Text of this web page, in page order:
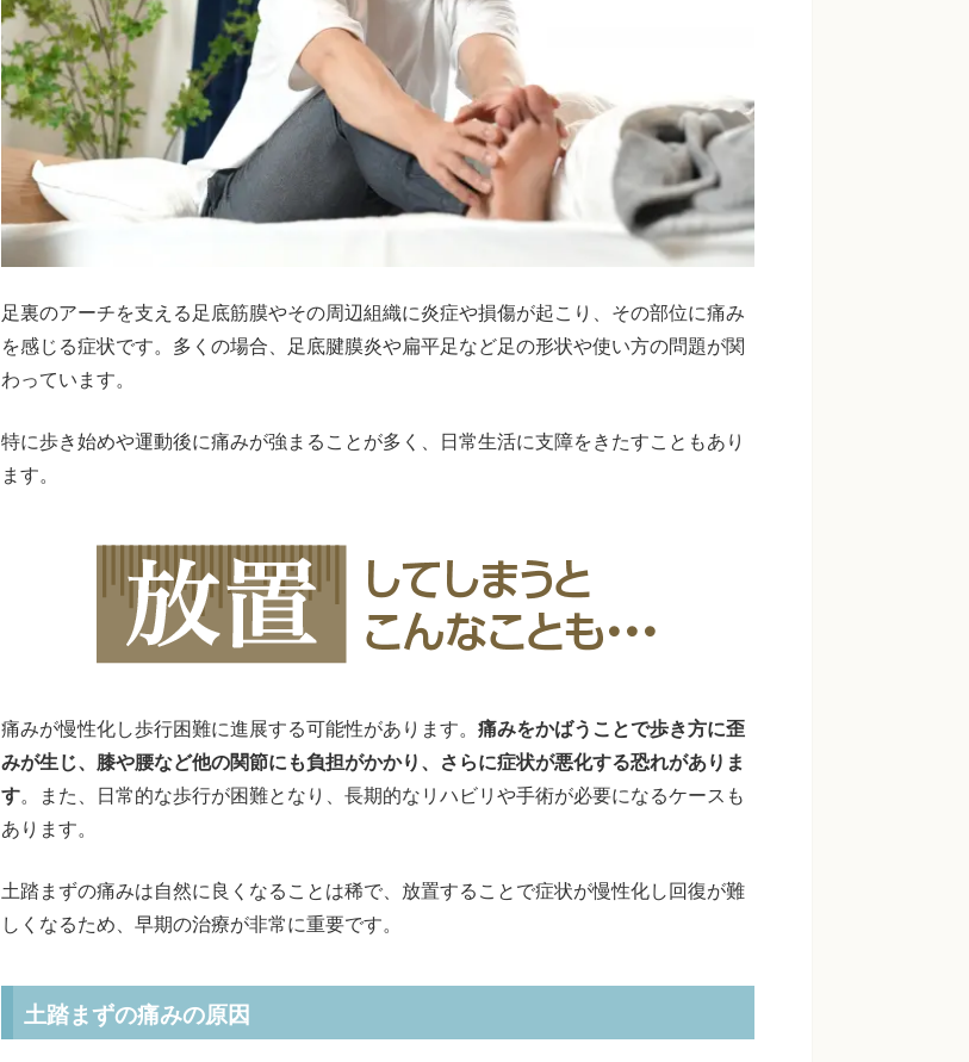
足裏のアーチを支える足底筋膜やその周辺組織に炎症や損傷が起こり、その部位に痛み
を感じる症状です。多くの場合、足底腱膜炎や扁平足など足の形状や使い方の問題が関
わっています。
特に歩き始めや運動後に痛みが強まることが多く、日常生活に支障をきたすこともあり
ます。
痛みが慢性化し歩行困難に進展する可能性があります。 痛みをかばうことで歩き方に歪
みが生じ、膝や腰など他の関節にも負担がかかり、さらに症状が悪化する恐れがありま
す。また、日常的な歩行が困難となり、長期的なリハビリや手術が必要になるケースも
あります。
土踏まずの痛みは自然に良くなることは稀で、放置することで症状が慢性化し回復が難
しくなるため、早期の治療が非常に重要です。
土踏まずの痛みの原因